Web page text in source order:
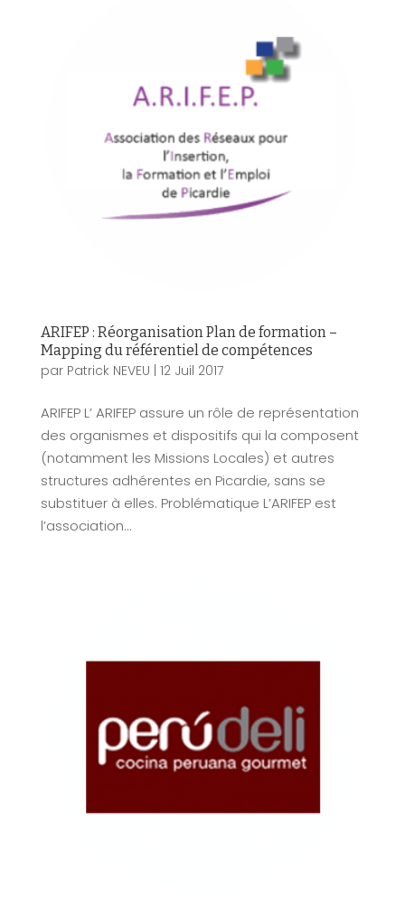
ARIFEP : Réorganisation Plan de formation –
Mapping du référentiel de compétences
par Patrick NEVEU | 12 Juil 2017
ARIFEP L’ ARIFEP assure un rôle de représentation
des organismes et dispositifs qui la composent
(notamment les Missions Locales) et autres
structures adhérentes en Picardie, sans se
substituer à elles. Problématique L’ARIFEP est
l’association...